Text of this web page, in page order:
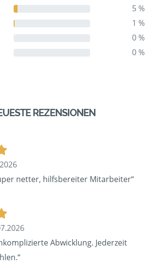
5 %
1 %
0 %
0 %
REZENSIONEN
netter, hilfsbereiter Mitarbeiter“
Abwicklung. Jederzeit